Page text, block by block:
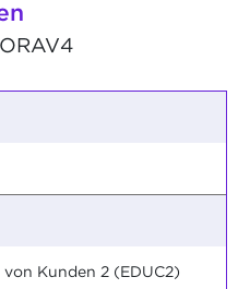
Kunden 2 (EDUC2)